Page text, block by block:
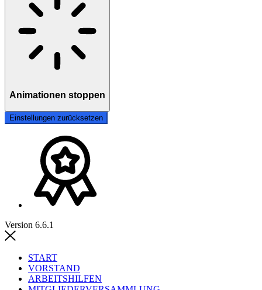
Animationen stoppen
Einstellungen zurücksetzen
Version 6.6.1
START
VORSTAND
ARBEITSHILFEN